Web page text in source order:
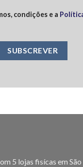
condições e a
5 lojas fisícas em